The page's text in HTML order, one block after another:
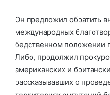
Он предложил обратить
международных
бедственном положении
Либо, продолжил
американских и
рассказывавших о